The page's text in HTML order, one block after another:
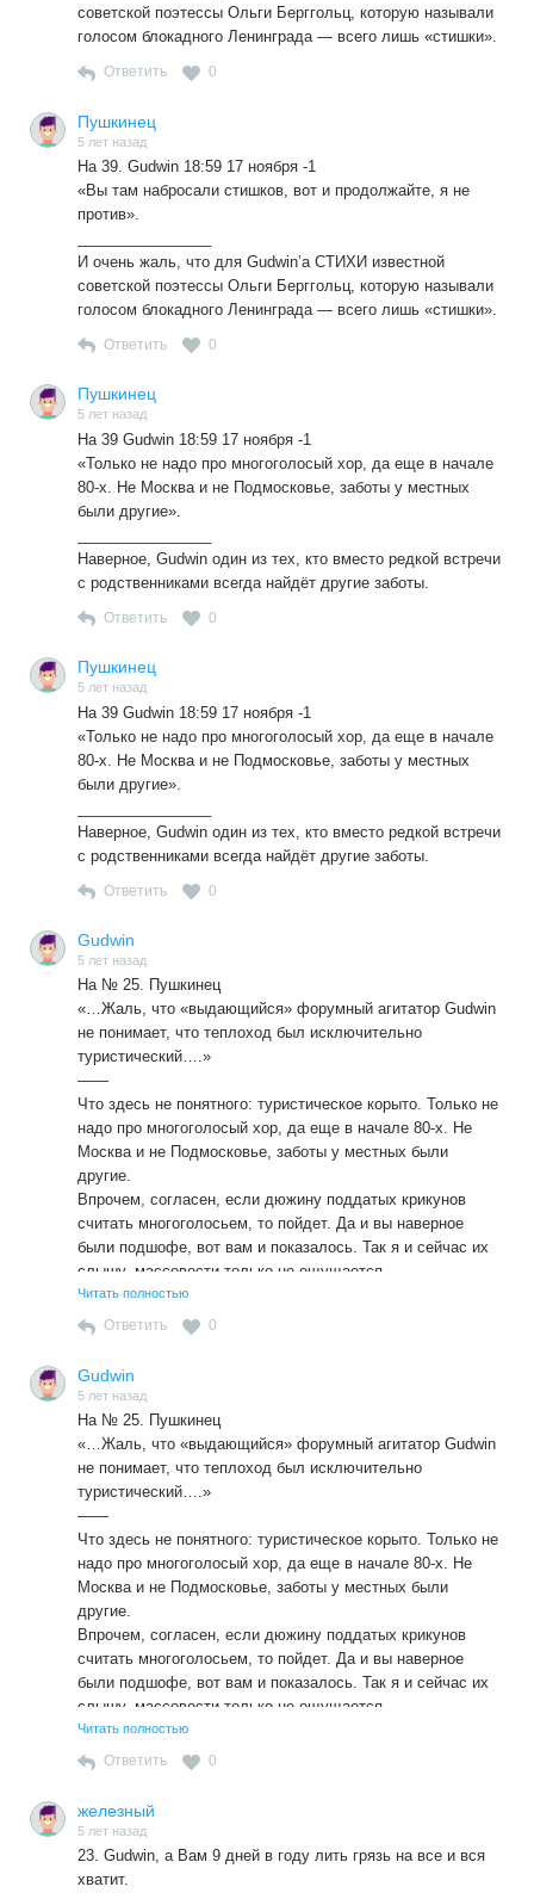
советской поэтессы Ольги Берггольц, которую называли
голосом блокадного Ленинграда — всего лишь «стишки».
Ответить 0
Пушкинец
5 лет назад
На 39. Gudwin 18:59 17 ноября -1
«Вы там набросали стишков, вот и продолжайте, я не
против».
И очень жаль, что для Gudwin’а СТИХИ известной
советской поэтессы Ольги Берггольц, которую называли
голосом блокадного Ленинграда — всего лишь «стишки».
Ответить 0
Пушкинец
5 лет назад
На 39 Gudwin 18:59 17 ноября -1
«Только не надо про многоголосый хор, да еще в начале
80-х. Не Москва и не Подмосковье, заботы у местных
были другие».
Наверное, Gudwin один из тех, кто вместо редкой встречи
с родственниками всегда найдёт другие заботы.
Ответить 0
Пушкинец
5 лет назад
На 39 Gudwin 18:59 17 ноября -1
«Только не надо про многоголосый хор, да еще в начале
80-х. Не Москва и не Подмосковье, заботы у местных
были другие».
Наверное, Gudwin один из тех, кто вместо редкой встречи
с родственниками всегда найдёт другие заботы.
Ответить 0
Gudwin
5 лет назад
На № 25. Пушкинец
«…Жаль, что «выдающийся» форумный агитатор Gudwin
не понимает, что теплоход был исключительно
туристический….»
——
Что здесь не понятного: туристическое корыто. Только не
надо про многоголосый хор, да еще в начале 80-х. Не
Москва и не Подмосковье, заботы у местных были
другие.
Впрочем, согласен, если дюжину поддатых крикунов
считать многоголосьем, то пойдет. Да и вы наверное
были подшофе, вот вам и показалось. Так я и сейчас их
слышу, массовости только не ощущается.
Гражданин балалаечник. Вы там набросали стишков, вот
и продолжайте, я не против.
Читать полностью
Ответить 0
Gudwin
5 лет назад
На № 25. Пушкинец
«…Жаль, что «выдающийся» форумный агитатор Gudwin
не понимает, что теплоход был исключительно
туристический….»
——
Что здесь не понятного: туристическое корыто. Только не
надо про многоголосый хор, да еще в начале 80-х. Не
Москва и не Подмосковье, заботы у местных были
другие.
Впрочем, согласен, если дюжину поддатых крикунов
считать многоголосьем, то пойдет. Да и вы наверное
были подшофе, вот вам и показалось. Так я и сейчас их
слышу, массовости только не ощущается.
Гражданин балалаечник. Вы там набросали стишков, вот
и продолжайте, я не против.
Читать полностью
Ответить 0
железный
5 лет назад
23. Gudwin, а Вам 9 дней в году лить грязь на все и вся
хватит.